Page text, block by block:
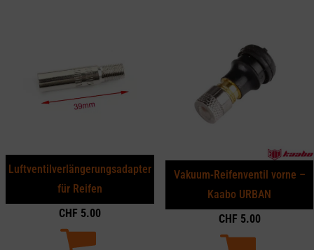
Luftventilverlängerungsadapter
für Reifen
CHF 5.00
Vakuum-Reifenventil vorne –
Kaabo URBAN
CHF 5.00